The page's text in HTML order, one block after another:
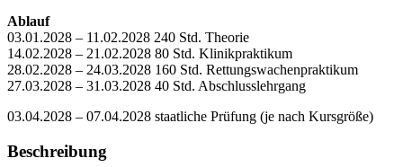
Ablauf
03.01.2028 – 11.02.2028 240 Std. Theorie
14.02.2028 – 21.02.2028 80 Std. Klinikpraktikum
28.02.2028 – 24.03.2028 160 Std. Rettungswachenpraktikum
27.03.2028 – 31.03.2028 40 Std. Abschlusslehrgang
03.04.2028 – 07.04.2028 staatliche Prüfung (je nach Kursgröße)
Beschreibung